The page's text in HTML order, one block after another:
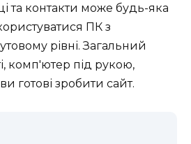
та контакти може будь-яка
ПК з
рівні. Загальний
комп'ютер під рукою,
готові зробити сайт.